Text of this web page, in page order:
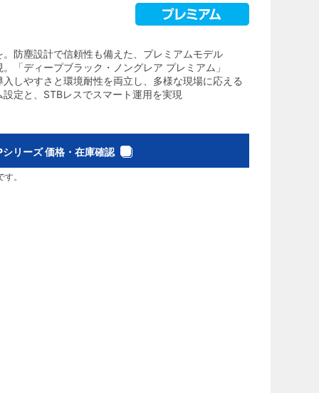
防塵設計で信頼性も備えた、プレミアムモデル
「ディープブラック・ノングレア プレミアム」
しやすさと環境耐性を両立し、多様な現場に応える
定と、STBレスでスマート運用を実現
リーズ 価格・在庫確認
。